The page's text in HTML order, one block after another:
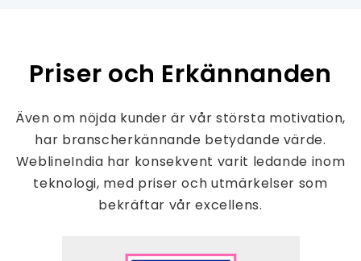
Priser och Erkännanden
Även om nöjda kunder är vår största motivation,
har branscherkännande betydande värde.
WeblineIndia har konsekvent varit ledande inom
teknologi, med priser och utmärkelser som
bekräftar vår excellens.